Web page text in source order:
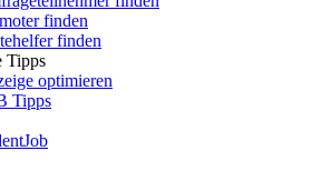
finden
finden
Tipps
optimieren
Tipps